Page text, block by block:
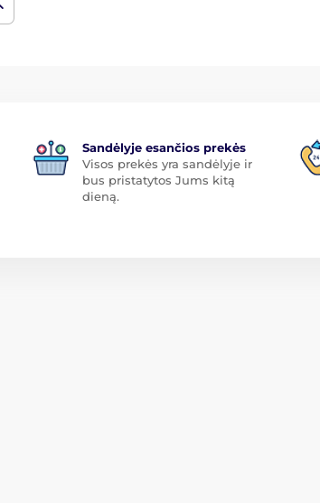
Sandėlyje esančios prekės
Visos prekės yra sandėlyje ir
bus pristatytos Jums kitą
dieną.